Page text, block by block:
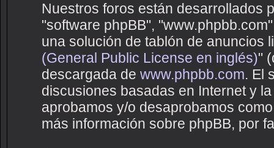
Nuestros foros están desarrollados
"software phpBB",
una solución de tablón de anuncios
(General Public License en inglés)"
descargada de www.phpbb.com. El
discusiones basadas en Internet y
aprobamos y/o desaprobamos
más información sobre phpBB, por